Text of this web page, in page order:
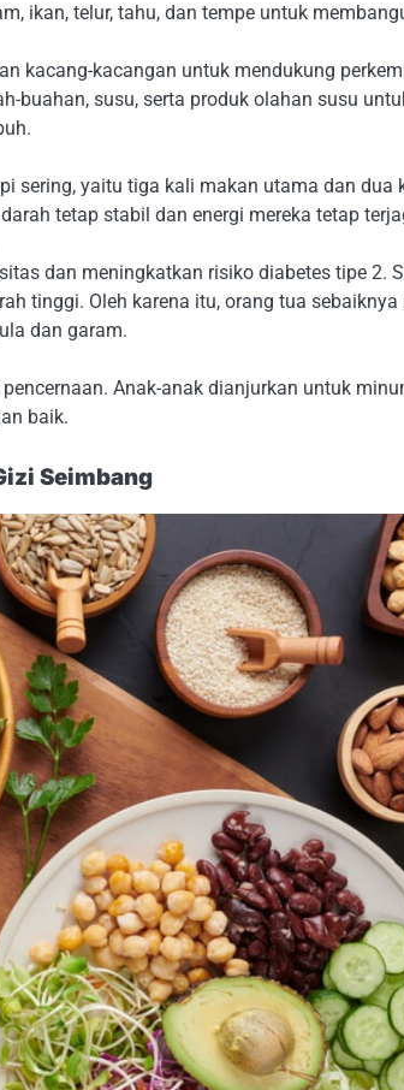
ikan, telur, tahu, dan tempe untuk
kacang-kacangan untuk mendukung
buahan, susu, serta produk olahan susu
sering, yaitu tiga kali makan utama dan dua
tetap stabil dan energi mereka tetap
dan meningkatkan risiko diabetes tipe 2.
tinggi. Oleh karena itu, orang tua
dan garam.
Anak-anak dianjurkan untuk
baik.
Seimbang